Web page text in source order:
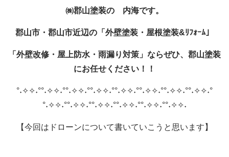
㈱郡山塗装の 内海です。
郡山市・郡山市近辺の「外壁塗装・屋根塗装&ﾘﾌｫｰﾑ」
「外壁改修・屋上防水・雨漏り対策」ならぜひ、郡山塗装
にお任せください！！
°˖✧✧˖°°˖✧✧˖°°˖✧✧˖°°˖✧✧˖°°˖✧✧˖°°˖✧✧˖°°˖✧✧˖°°˖✧✧˖°
°˖✧✧˖°°˖✧✧˖°°˖✧✧˖°°˖✧✧˖°°˖✧✧˖°°˖✧✧˖
【今回はドローンについて書いていこうと思います】